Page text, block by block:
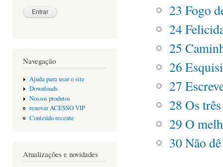
Navegação
Ajuda para usar o site
Downloads
Nossos produtos
renovar ACESSO VIP
Conteúdo recente
Atualizações e novidades
23 Fogo
24
25
26
27
28 Os
29 O
30 Não